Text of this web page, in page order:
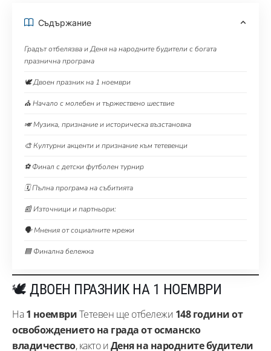
Съдържание
Градът отбелязва и Деня на народните будители с богата
празнична програма
🕊️ Двоен празник на 1 ноември
⛪ Начало с молебен и тържествено шествие
🎺 Музика, признание и историческа възстановка
🎨 Културни акценти и признание към тетевенци
⚽ Финал с детски футболен турнир
🗓️ Пълна програма на събитията
📰 Източници и партньори:
🗣️ Мнения от социалните мрежи
🟦 Финална бележка
🕊️ ДВОЕН ПРАЗНИК НА 1 НОЕМВРИ
На1 ноемвриТетевен ще отбележи 148 години от
освобождението на града от османско
владичество, както иДеня на народните будители